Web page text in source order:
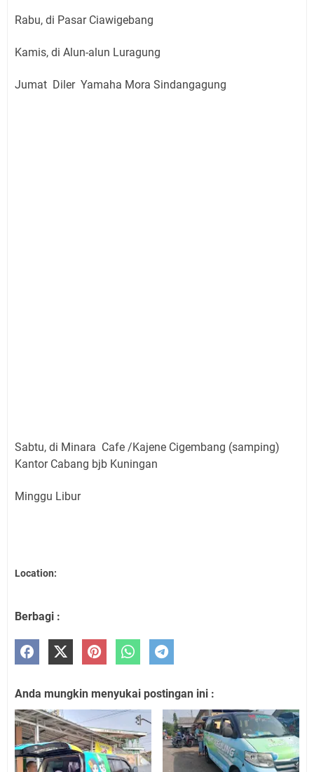
Rabu, di Pasar Ciawigebang
Kamis, di Alun-alun Luragung
Jumat Diler Yamaha Mora Sindangagung
Sabtu, di Minara Cafe /Kajene Cigembang (samping)
Kantor Cabang bjb Kuningan
Minggu Libur
Location:
Berbagi :
Anda mungkin menyukai postingan ini :